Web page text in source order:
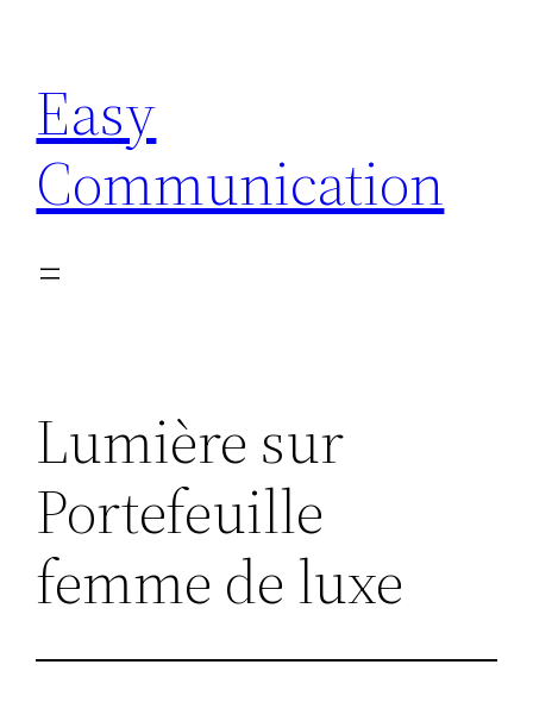
contenu
Easy
Communication
Lumière sur
Portefeuille
femme de luxe